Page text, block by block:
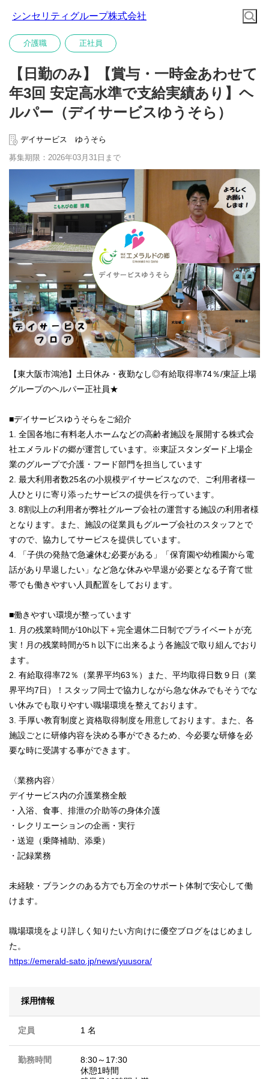
シンセリティグループ株式会社
介護職 正社員
【日勤のみ】【賞与・一時金あわせて
年3回 安定高水準で支給実績あり】ヘ
ルパー（デイサービスゆうそら）
デイサービス ゆうそら
募集期限：2026年03月31日まで
【東大阪市鴻池】土日休み・夜勤なし◎有給取得率74％/東証上場
グループのヘルパー正社員★
■デイサービスゆうそらをご紹介
1. 全国各地に有料老人ホームなどの高齢者施設を展開する株式会
社エメラルドの郷が運営しています。※東証スタンダード上場企
業のグループで介護・フード部門を担当しています
2. 最大利用者数25名の小規模デイサービスなので、ご利用者様一
人ひとりに寄り添ったサービスの提供を行っています。
3. 8割以上の利用者が弊社グループ会社の運営する施設の利用者様
となります。また、施設の従業員もグループ会社のスタッフとで
すので、協力してサービスを提供しています。
4. 「子供の発熱で急遽休む必要がある」「保育園や幼稚園から電
話があり早退したい」など急な休みや早退が必要となる子育て世
帯でも働きやすい人員配置をしております。
■働きやすい環境が整っています
1. 月の残業時間が10h以下＋完全週休二日制でプライベートが充
実！月の残業時間が5ｈ以下に出来るよう各施設で取り組んでおり
ます。
2. 有給取得率72％（業界平均63％）また、平均取得日数９日（業
界平均7日）！スタッフ同士で協力しながら急な休みでもそうでな
い休みでも取りやすい職場環境を整えております。
3. 手厚い教育制度と資格取得制度を用意しております。また、各
施設ごとに研修内容を決める事ができるため、今必要な研修を必
要な時に受講する事ができます。
〈業務内容〉
デイサービス内の介護業務全般
・入浴、食事、排泄の介助等の身体介護
・レクリエーションの企画・実行
・送迎（乗降補助、添乗）
・記録業務
未経験・ブランクのある方でも万全のサポート体制で安心して働
けます。
職場環境をより詳しく知りたい方向けに優空ブログをはじめまし
た。
https://emerald-sato.jp/news/yuusora/
採用情報
定員 1 名
勤務時間
8:30～17:30
休憩1時間